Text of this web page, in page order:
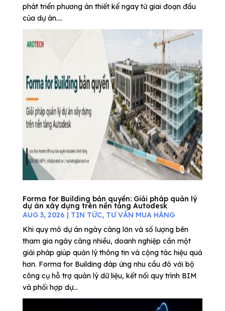
phát triển phương án thiết kế ngay từ giai đoạn đầu
của dự án....
Forma for Building bản quyền: Giải pháp quản lý
dự án xây dựng trên nền tảng Autodesk
AUG 3, 2026 | TIN TỨC, TƯ VẤN MUA HÀNG
Khi quy mô dự án ngày càng lớn và số lượng bên
tham gia ngày càng nhiều, doanh nghiệp cần một
giải pháp giúp quản lý thông tin và cộng tác hiệu quả
hơn. Forma for Building đáp ứng nhu cầu đó với bộ
công cụ hỗ trợ quản lý dữ liệu, kết nối quy trình BIM
và phối hợp dự...